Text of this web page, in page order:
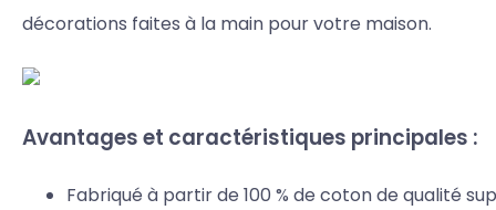
décorations faites à la main pour votre maison.
Avantages et caractéristiques principales :
Fabriqué à partir de 100 % de coton de qualité